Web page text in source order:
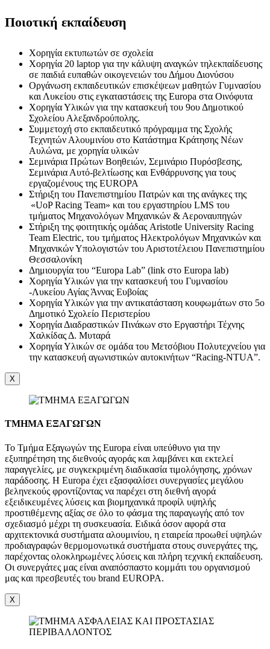
Ποιοτική εκπαίδευση
Χορηγία εκτυπωτών σε σχολεία
Χορηγία 20 laptop για την κάλυψη αναγκών τηλεκπαίδευσης
σε παιδιά ευπαθών οικογενειών του Δήμου Διονύσου
Οργάνωση εκπαιδευτικών επισκέψεων μαθητών Γυμνασίου
και Λυκείου στις εγκαταστάσεις της Europa στα Οινόφυτα
Χορηγία Υλικών για την κατασκευή του 9ου Δημοτικού
Σχολείου Αλεξανδρούπολης.
Συμμετοχή στο εκπαιδευτικό πρόγραμμα της Σχολής
Τεχνητών Αλουμινίου στο Κατάστημα Κράτησης Νέων
Αυλώνα, με χορηγία υλικών
Σεμινάρια Πρώτων Βοηθειών, Σεμινάριο Πυρόσβεσης,
Σεμινάρια Αυτό-βελτίωσης και Ενθάρρυνσης για τους
εργαζομένους της EUROPA
Στήριξη του Πανεπιστημίου Πατρών και της ανάγκες της
«UoP Racing Team» και του εργαστηρίου LMS του
τμήματος Μηχανολόγων Μηχανικών & Αεροναυπηγών
Στήριξη της φοιτητικής ομάδας Aristotle University Racing
Team Electric, του τμήματος Ηλεκτρολόγων Μηχανικών και
Μηχανικών Υπολογιστών του Αριστοτέλειου Πανεπιστημίου
Θεσσαλονίκη
Δημιουργία του “Europa Lab” (link στο Europa lab)
Χορηγία Υλικών για την κατασκευή του Γυμνασίου
-Λυκείου Αγίας Άννας Ευβοίας
Χορηγία Υλικών για την αντικατάσταση κουφωμάτων στο 5ο
Δημοτικό Σχολείο Περιστερίου
Χορηγία Διαδραστικών Πινάκων στο Εργαστήρι Τέχνης
Χαλκίδας Δ. Μυταρά
Χορηγία Υλικών σε ομάδα του Μετσόβιου Πολυτεχνείου για
την κατασκευή αγωνιστικών αυτοκινήτων “Racing-NTUA”.
X
ΤΜΗΜΑ ΕΞΑΓΩΓΩΝ
Το Τμήμα Εξαγωγών της Europa είναι υπεύθυνο για την
εξυπηρέτηση της διεθνούς αγοράς και λαμβάνει και εκτελεί
παραγγελίες, με συγκεκριμένη διαδικασία τιμολόγησης, χρόνων
παράδοσης. Η Europa έχει εξασφαλίσει συνεργασίες μεγάλου
βεληνεκούς φροντίζοντας να παρέχει στη διεθνή αγορά
εξειδικευμένες λύσεις και βιομηχανικά προφίλ υψηλής
προστιθέμενης αξίας σε όλο το φάσμα της παραγωγής από τον
σχεδιασμό μέχρι τη συσκευασία. Ειδικά όσον αφορά στα
αρχιτεκτονικά συστήματα αλουμινίου, η εταιρεία προωθεί υψηλών
προδιαγραφών θερμομονωτικά συστήματα στους συνεργάτες της,
παρέχοντας ολοκληρωμένες λύσεις και πλήρη τεχνική εκπαίδευση.
Οι συνεργάτες μας είναι αναπόσπαστο κομμάτι του οργανισμού
μας και πρεσβευτές του brand EUROPA.
X